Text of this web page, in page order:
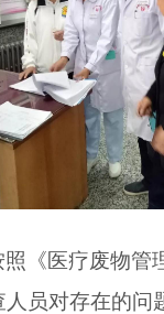
《医疗废物
员对存在的